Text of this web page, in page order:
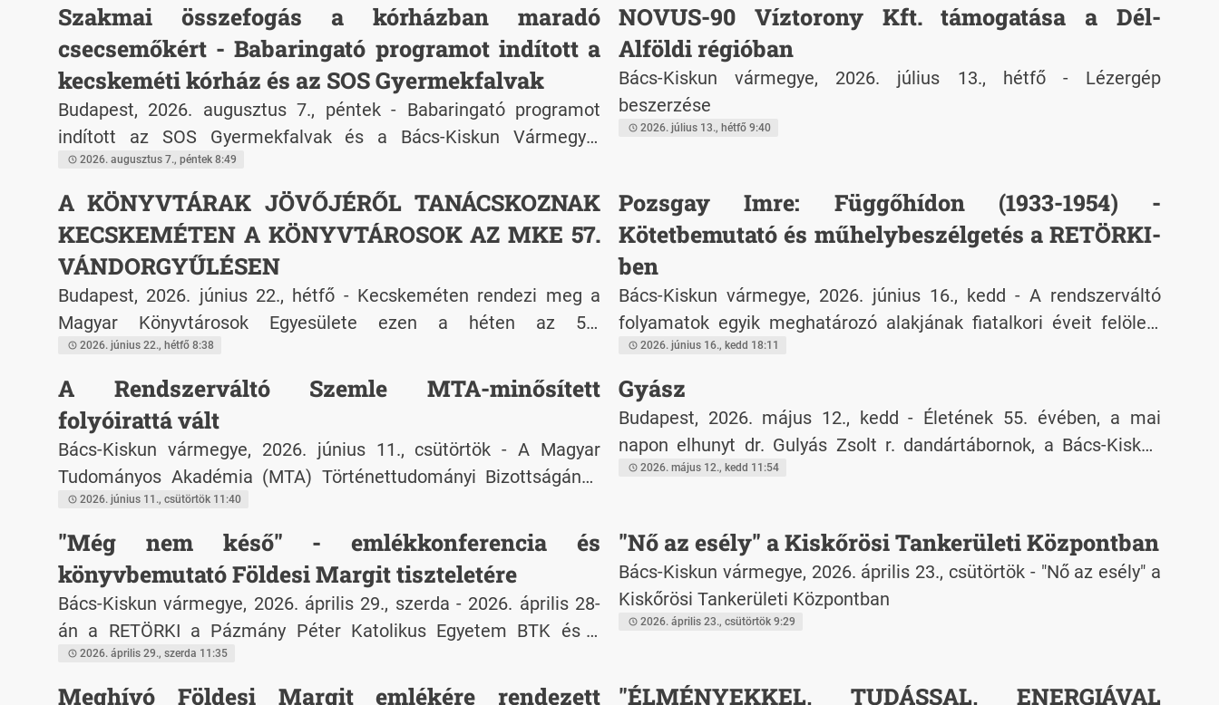
Szakmai összefogás a kórházban maradó
csecsemőkért - Babaringató programot indított a
kecskeméti kórház és az SOS Gyermekfalvak
Budapest, 2026. augusztus 7., péntek - Babaringató programot
indított az SOS Gyermekfalvak és a Bács-Kiskun Vármegyei
Oktatókórház Kecskeméten. A program célja, hogy az SOS képzett
önkénteseitől a kórházi tartózkodás ideje alatt is minél teljesebb
testi-lelki támogatást kapjanak azok a csecsemők, akik
átmenetileg még nem kerülhetnek családba.
2026. augusztus 7., péntek 8:49
NOVUS-90 Víztorony Kft. támogatása a Dél-
Alföldi régióban
Bács-Kiskun vármegye, 2026. július 13., hétfő - Lézergép
beszerzése
2026. július 13., hétfő 9:40
A KÖNYVTÁRAK JÖVŐJÉRŐL TANÁCSKOZNAK
KECSKEMÉTEN A KÖNYVTÁROSOK AZ MKE 57.
VÁNDORGYŰLÉSEN
Budapest, 2026. június 22., hétfő - Kecskeméten rendezi meg a
Magyar Könyvtárosok Egyesülete ezen a héten az 57.
Vándorgyűlést, a hazai könyvtári szakma legnagyobb éves szakmai
találkozóját. A több mint 700 résztvevőt vonzó rendezvény
központi témája: "Könyvtárak jövője: tudás, közösség,
fenntarthatóság".
2026. június 22., hétfő 8:38
Pozsgay Imre: Függőhídon (1933-1954) -
Kötetbemutató és műhelybeszélgetés a RETÖRKI-
ben
Bács-Kiskun vármegye, 2026. június 16., kedd - A rendszerváltó
folyamatok egyik meghatározó alakjának fiatalkori éveit felölelő
autobiográfiáját 2026. június 16-án mutatták be a Rendszerváltás
Történetét Kutató Intézet és Levéltárban.
2026. június 16., kedd 18:11
A Rendszerváltó Szemle MTA-minősített
folyóirattá vált
Bács-Kiskun vármegye, 2026. június 11., csütörtök - A Magyar
Tudományos Akadémia (MTA) Történettudományi Bizottságának
döntése értelmében a RETÖRKI tudományos folyóirata, a
Rendszerváltó Szemle felkerült az MTA által minősített és magas
színvonalúnak elismert, A kategóriás tudományos folyóiratok
listájára.
2026. június 11., csütörtök 11:40
Gyász
Budapest, 2026. május 12., kedd - Életének 55. évében, a mai
napon elhunyt dr. Gulyás Zsolt r. dandártábornok, a Bács-Kiskun
Vármegyei Rendőr-főkapitányság vezetője
2026. május 12., kedd 11:54
"Még nem késő" - emlékkonferencia és
könyvbemutató Földesi Margit tiszteletére
Bács-Kiskun vármegye, 2026. április 29., szerda - 2026. április 28-
án a RETÖRKI a Pázmány Péter Katolikus Egyetem BTK és a
Nemzeti Közszolgálati Egyetem Nemeskürty István Tanárképző
Kar együttműködésével konferenciát szervezett a tíz éve elhunyt
2026. április 29., szerda 11:35
"Nő az esély" a Kiskőrösi Tankerületi Központban
Bács-Kiskun vármegye, 2026. április 23., csütörtök - "Nő az esély" a
Kiskőrösi Tankerületi Központban
2026. április 23., csütörtök 9:29
Meghívó Földesi Margit emlékére rendezett "ÉLMÉNYEKKEL, TUDÁSSAL, ENERGIÁVAL